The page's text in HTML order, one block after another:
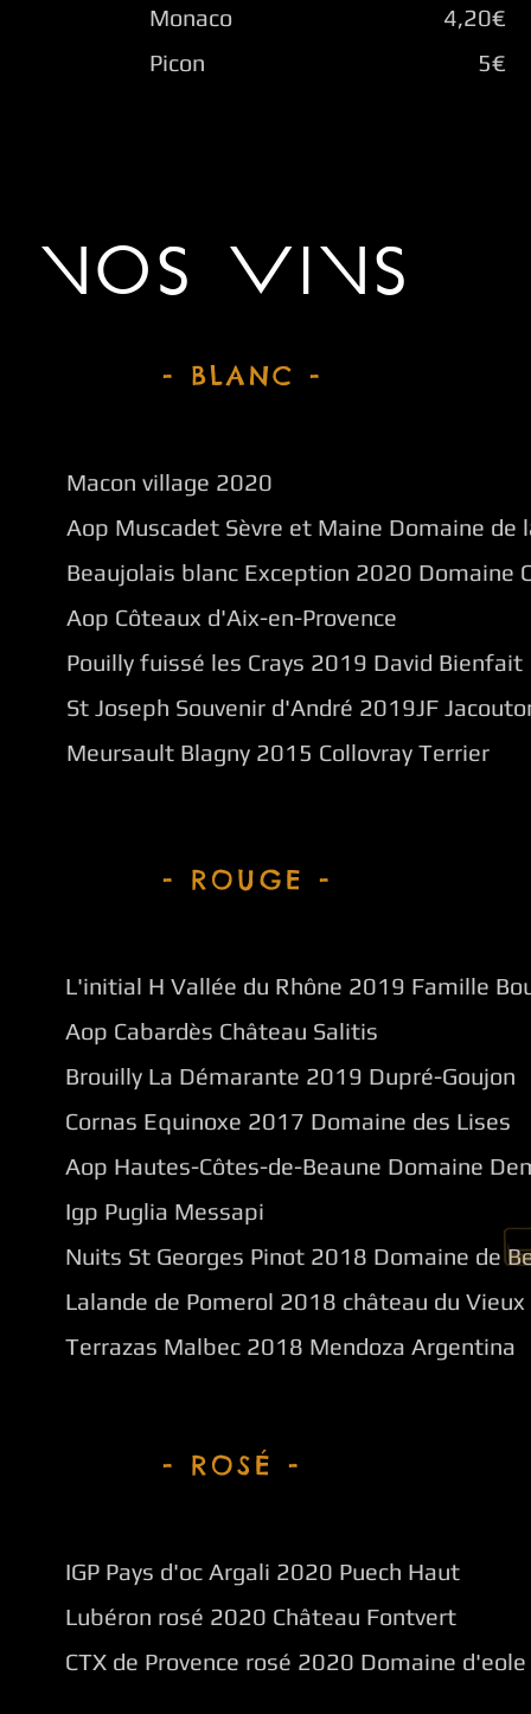
Monaco
Picon
4,20€
5€
NOS VINS
- BLANC -
Macon village 2020
Aop Muscadet Sèvre et Maine Domaine de
Beaujolais blanc Exception 2020 Domaine
Aop Côteaux d'Aix-en-Provence
Pouilly fuissé les Crays 2019 David Bienfait
St Joseph Souvenir d'André 2019JF
Meursault Blagny 2015 Collovray Terrier
- ROUGE -
L'initial H Vallée du Rhône 2019 Famille
Aop Cabardès Château Salitis
Brouilly La Démarante 2019 Dupré-Goujon
Cornas Equinoxe 2017 Domaine des Lises
Aop Hautes-Côtes-de-Beaune Domaine
Igp Puglia Messapi
Nuits St Georges Pinot 2018 Domaine de
Lalande de Pomerol 2018 château du Vieux
Terrazas Malbec 2018 Mendoza Argentina
- ROSÉ -
IGP Pays d'oc Argali 2020 Puech Haut
Lubéron rosé 2020 Château Fontvert
CTX de Provence rosé 2020 Domaine d'eole